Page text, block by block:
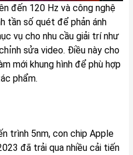
đến 120 Hz và công nghệ
tần số quét để phản ánh
vụ cho nhu cầu giải trí như
sửa video. Điều này cho
mới khung hình để phù hợp
phẩm.
trình 5nm, con chip Apple
đã trải qua nhiều cải tiến